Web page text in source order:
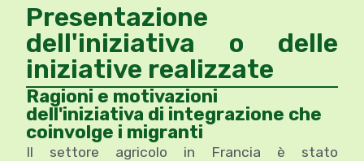
Presentazione
dell'iniziativa o delle
iniziative realizzate
Ragioni e motivazioni
dell'iniziativa di integrazione che
coinvolge i migranti
Il settore agricolo in Francia è stato